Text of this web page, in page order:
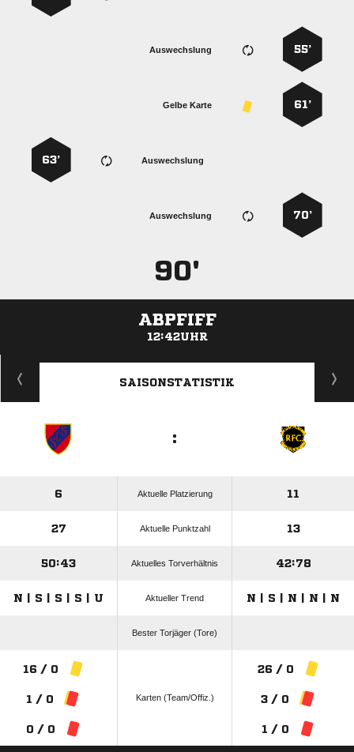
55’
Auswechslung
61’
Gelbe Karte
Auswechslung
63’
70’
Auswechslung
90'
ABPFIFF
12:42UHR
ANZEIGE
SAISONSTATISTIK
:
6 Aktuelle Platzierung 11
27 Aktuelle Punktzahl 13
50:43 Aktuelles Torverhältnis 42:78
N | S | S | S | U Aktueller Trend N | S | N | N | N
Bester Torjäger (Tore)
16 / 0
1 / 0
0 / 0
Karten (Team/Offiz.)
26 / 0
3 / 0
1 / 0